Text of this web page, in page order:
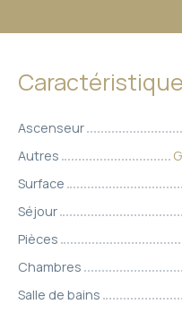
Ascenseur
Autres
Surface
Séjour
Pièces
Chambres
Salle de bains